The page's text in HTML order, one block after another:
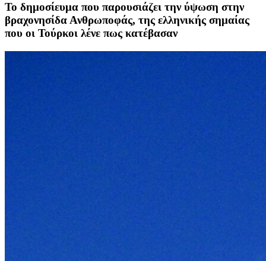
Το δημοσίευμα που παρουσιάζει την ύψωση στην
βραχονησίδα Ανθρωποφάς, της ελληνικής σημαίας
που οι Τούρκοι λένε πως κατέβασαν